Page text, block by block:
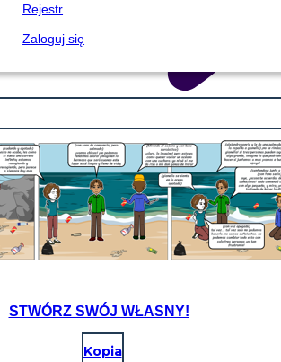
Rejestr
Zaloguj się
STWÓRZ SWÓJ WŁASNY!
Kopia